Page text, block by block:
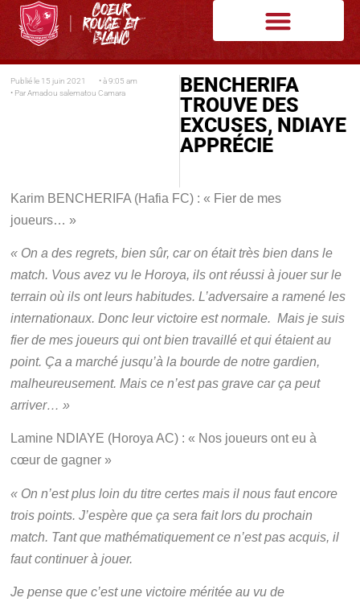
Publié le 15 juin 2021 • à 9:05 am
• ParAmadou salematou Camara
BENCHERIFA
TROUVE DES
EXCUSES, NDIAYE
APPRÉCIE
Karim BENCHERIFA (Hafia FC) : « Fier de mes
joueurs… »
« On a des regrets, bien sûr, car on était très bien dans le
match. Vous avez vu le Horoya, ils ont réussi à jouer sur le
terrain où ils ont leurs habitudes. L’adversaire a ramené les
internationaux. Donc leur victoire est normale. Mais je suis
fier de mes joueurs qui ont bien travaillé et qui étaient au
point. Ça a marché jusqu’à la bourde de notre gardien,
malheureusement. Mais ce n’est pas grave car ça peut
arriver… »
Lamine NDIAYE (Horoya AC) : « Nos joueurs ont eu à
cœur de gagner »
« On n’est plus loin du titre certes mais il nous faut encore
trois points. J’espère que ça sera fait lors du prochain
match. Tant que mathématiquement ce n’est pas acquis, il
faut continuer à jouer.
Je pense que c’est une victoire méritée au vu de